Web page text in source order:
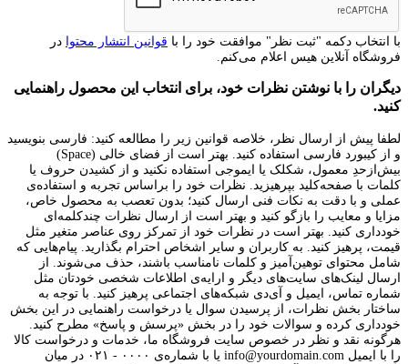
با انتخاب دکمه "ثبت نظر" موافقت خود را با قوانین انتشار محتوا در
فروشگاه آنلاین هیس اعلام می‌کنم.
دیگران را با نوشتن نظرات خود، برای انتخاب این محصول راهنمایی
کنید.
لطفا پیش از ارسال نظر، خلاصه قوانین زیر را مطالعه کنید: فارسی بنویسید
و از کیبورد فارسی استفاده کنید. بهتر است از فضای خالی (Space)
بیش‌از‌حدِ معمول، شکلک یا ایموجی استفاده نکنید و از کشیدن حروف یا
کلمات با صفحه‌کلید بپرهیزید. نظرات خود را براساس تجربه و استفاده‌ی
عملی و با دقت به نکات فنی ارسال کنید؛ بدون تعصب به محصول خاص،
مزایا و معایب را بازگو کنید و بهتر است از ارسال نظرات چندکلمه‌‌ای
خودداری کنید. بهتر است در نظرات خود از تمرکز روی عناصر متغیر مثل
قیمت، پرهیز کنید. به کاربران و سایر اشخاص احترام بگذارید. پیام‌هایی که
شامل محتوای توهین‌آمیز و کلمات نامناسب باشند، حذف می‌شوند. از
ارسال لینک‌های سایت‌های دیگر و ارایه‌ی اطلاعات شخصی خودتان مثل
شماره تماس، ایمیل و آی‌دی شبکه‌های اجتماعی پرهیز کنید. با توجه به
ساختار بخش نظرات، از پرسیدن سوال یا درخواست راهنمایی در این بخش
خودداری کرده و سوالات خود را در بخش «پرسش و پاسخ» مطرح کنید.
هرگونه نقد و نظر در خصوص سایت فروشگاه ما، خدمات و درخواست کالا
را با ایمیل info@yourdomain.com یا با شماره‌ی ۰۰۰۰ - ۰۲۱ در میان